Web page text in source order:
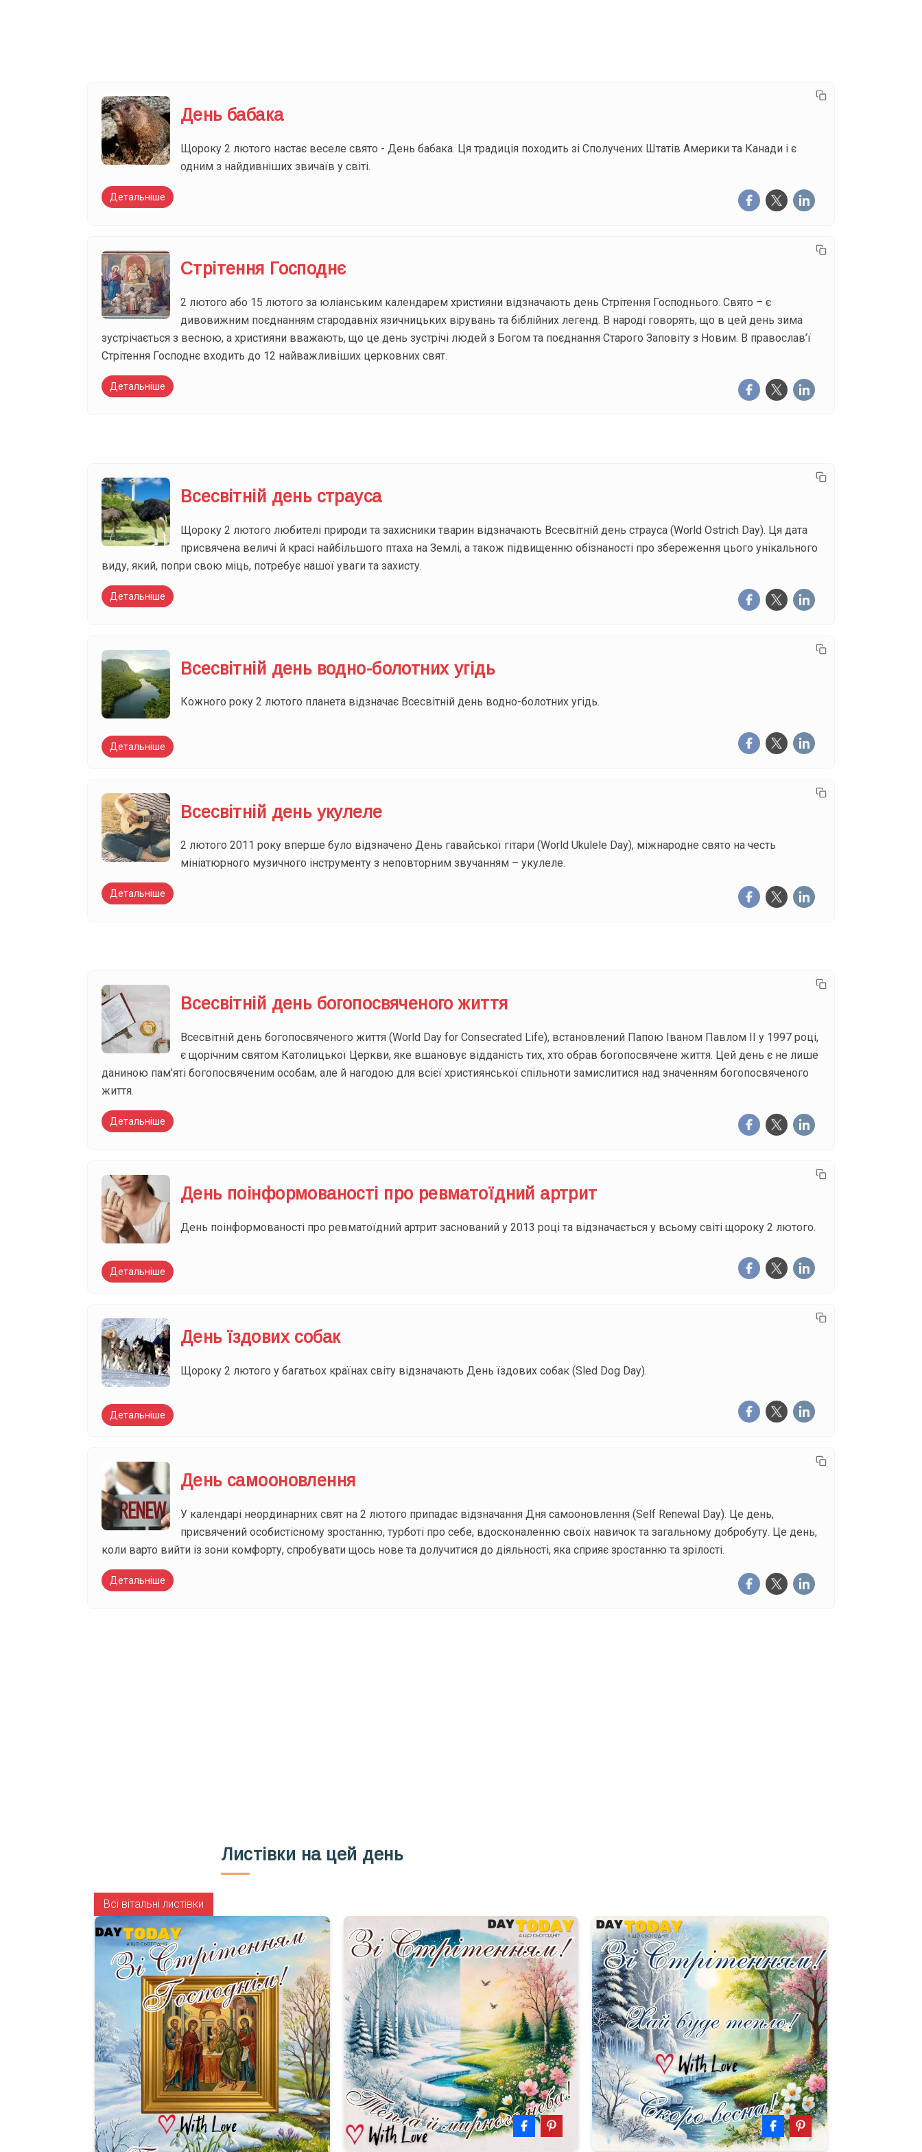
День бабака
Щороку 2 лютого настає веселе свято - День бабака. Ця традиція походить зі Сполучених Штатів Америки та Канади і є
одним з найдивніших звичаїв у світі.
Детальніше
Стрітення Господнє
2 лютого або 15 лютого за юліанським календарем християни відзначають день Стрітення Господнього. Свято – є
дивовижним поєднанням стародавніх язичницьких вірувань та біблійних легенд. В народі говорять, що в цей день зима
зустрічається з весною, а християни вважають, що це день зустрічі людей з Богом та поєднання Старого Заповіту з Новим. В православ’ї
Стрітення Господнє входить до 12 найважливіших церковних свят.
Детальніше
Всесвітній день страуса
Щороку 2 лютого любителі природи та захисники тварин відзначають Всесвітній день страуса (World Ostrich Day). Ця дата
присвячена величі й красі найбільшого птаха на Землі, а також підвищенню обізнаності про збереження цього унікального
виду, який, попри свою міць, потребує нашої уваги та захисту.
Детальніше
Всесвітній день водно-болотних угідь
Кожного року 2 лютого планета відзначає Всесвітній день водно-болотних угідь.
Детальніше
Всесвітній день укулеле
2 лютого 2011 року вперше було відзначено День гавайської гітари (World Ukulele Day), міжнародне свято на честь
мініатюрного музичного інструменту з неповторним звучанням – укулеле.
Детальніше
Всесвітній день богопосвяченого життя
Всесвітній день богопосвяченого життя (World Day for Consecrated Life), встановлений Папою Іваном Павлом ІІ у 1997 році,
є щорічним святом Католицької Церкви, яке вшановує відданість тих, хто обрав богопосвячене життя. Цей день є не лише
даниною пам'яті богопосвяченим особам, але й нагодою для всієї християнської спільноти замислитися над значенням богопосвяченого
життя.
Детальніше
День поінформованості про ревматоїдний артрит
День поінформованості про ревматоїдний артрит заснований у 2013 році та відзначається у всьому світі щороку 2 лютого.
Детальніше
День їздових собак
Щороку 2 лютого у багатьох країнах світу відзначають День їздових собак (Sled Dog Day).
Детальніше
День самооновлення
У календарі неординарних свят на 2 лютого припадає відзначання Дня самооновлення (Self Renewal Day). Це день,
присвячений особистісному зростанню, турботі про себе, вдосконаленню своїх навичок та загальному добробуту. Це день,
коли варто вийти із зони комфорту, спробувати щось нове та долучитися до діяльності, яка сприяє зростанню та зрілості.
Детальніше
Листівки на цей день
Всі вітальні листівки